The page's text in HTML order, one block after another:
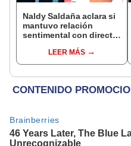
Naldy Saldaña aclara si
mantuvo relación
sentimental con director
denunciarlo por
tocamientos: “Me
LEER MÁS